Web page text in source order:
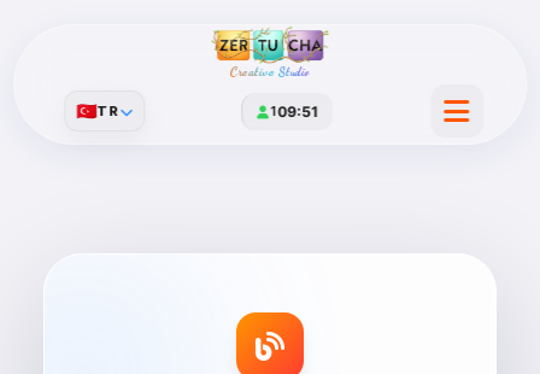
Creative Studio
109:51
🇹🇷TR